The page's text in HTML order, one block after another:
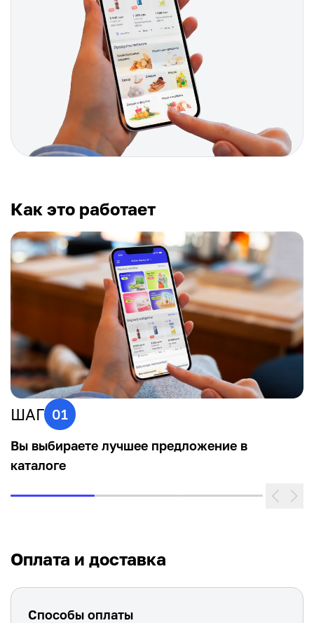
Как это работает
ШАГ 01
Вы выбираете лучшее предложение в
каталоге
Оплата и доставка
Способы оплаты